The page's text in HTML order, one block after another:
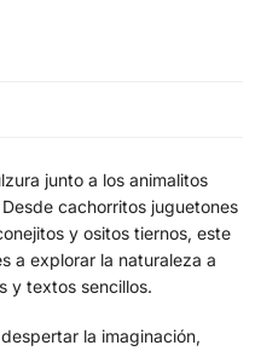
junto a los animalitos
cachorritos juguetones
y ositos tiernos, este
a explorar la naturaleza a
y textos sencillos.
la imaginación,